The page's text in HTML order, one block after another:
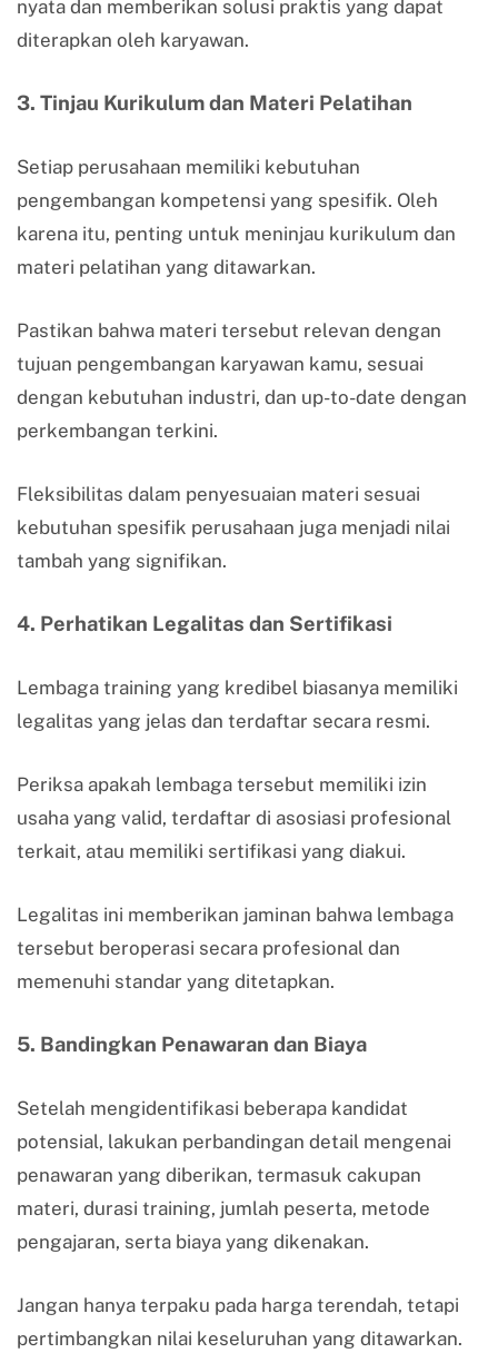
nyata dan memberikan solusi praktis yang dapat
diterapkan oleh karyawan.
3. Tinjau Kurikulum dan Materi Pelatihan
Setiap perusahaan memiliki kebutuhan
pengembangan kompetensi yang spesifik. Oleh
karena itu, penting untuk meninjau kurikulum dan
materi pelatihan yang ditawarkan.
Pastikan bahwa materi tersebut relevan dengan
tujuan pengembangan karyawan kamu, sesuai
dengan kebutuhan industri, dan up-to-date dengan
perkembangan terkini.
Fleksibilitas dalam penyesuaian materi sesuai
kebutuhan spesifik perusahaan juga menjadi nilai
tambah yang signifikan.
4. Perhatikan Legalitas dan Sertifikasi
Lembaga training yang kredibel biasanya memiliki
legalitas yang jelas dan terdaftar secara resmi.
Periksa apakah lembaga tersebut memiliki izin
usaha yang valid, terdaftar di asosiasi profesional
terkait, atau memiliki sertifikasi yang diakui.
Legalitas ini memberikan jaminan bahwa lembaga
tersebut beroperasi secara profesional dan
memenuhi standar yang ditetapkan.
5. Bandingkan Penawaran dan Biaya
Setelah mengidentifikasi beberapa kandidat
potensial, lakukan perbandingan detail mengenai
penawaran yang diberikan, termasuk cakupan
materi, durasi training, jumlah peserta, metode
pengajaran, serta biaya yang dikenakan.
Jangan hanya terpaku pada harga terendah, tetapi
pertimbangkan nilai keseluruhan yang ditawarkan.